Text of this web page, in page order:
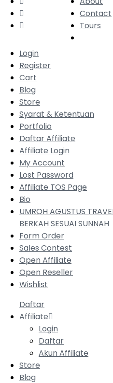
Login
Register
Cart
Blog
Store
Syarat & Ketentuan
Portfolio
Daftar Affiliate
Affiliate Login
My Account
Lost Password
Affiliate TOS Page
Bio
UMROH AGUSTUS
BERKAH SESUAI SUNNAH
Form Order
Sales Contest
Open Affiliate
Open Reseller
Wishlist
Contact
Tours
Daftar
Affiliate
Login
Daftar
Akun Affiliate
Store
Blog